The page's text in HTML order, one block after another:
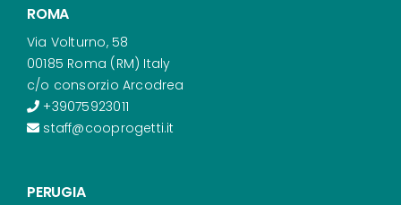
ROMA
Via Volturno, 58
00185 Roma (RM) Italy
c/o consorzio Arcodrea
+39075923011
staff@cooprogetti.it
PERUGIA